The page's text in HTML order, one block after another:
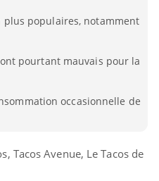
plus populaires, notamment
pourtant mauvais pour la
occasionnelle de
Tacos Avenue, Le Tacos de
Et si les caries pouvaient
: “Des verres adaptés,
Les troubles du sommeil
modifient votre cerveau !